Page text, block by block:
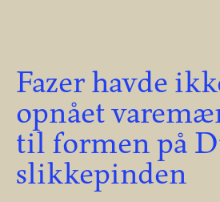
Fazer havde
opnået
til formen på
slikkepinden